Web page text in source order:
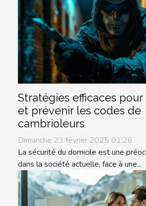
Stratégies efficaces
et prévenir les codes de
cambrioleurs
Dimanche 23 février 2025 01:26
La sécurité du domicile est une
dans la société actuelle, face à une...